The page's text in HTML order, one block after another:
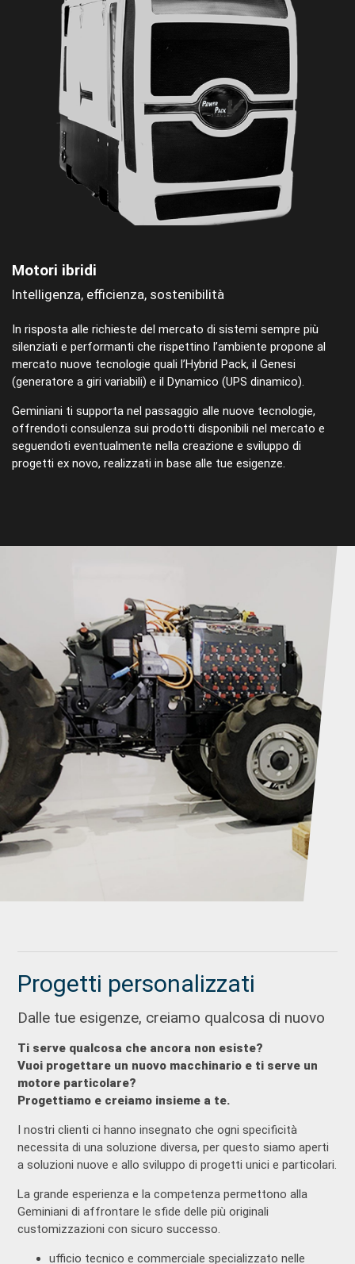
Motori ibridi
Intelligenza, efficienza, sostenibilità
In risposta alle richieste del mercato di sistemi sempre più
silenziati e performanti che rispettino l’ambiente propone al
mercato nuove tecnologie quali l’Hybrid Pack, il Genesi
(generatore a giri variabili) e il Dynamico (UPS dinamico).
Geminiani ti supporta nel passaggio alle nuove tecnologie,
offrendoti consulenza sui prodotti disponibili nel mercato e
seguendoti eventualmente nella creazione e sviluppo di
progetti ex novo, realizzati in base alle tue esigenze.
Progetti personalizzati
Dalle tue esigenze, creiamo qualcosa di nuovo
Ti serve qualcosa che ancora non esiste?
Vuoi progettare un nuovo macchinario e ti serve un
motore particolare?
Progettiamo e creiamo insieme a te.
I nostri clienti ci hanno insegnato che ogni specificità
necessita di una soluzione diversa, per questo siamo aperti
a soluzioni nuove e allo sviluppo di progetti unici e particolari.
La grande esperienza e la competenza permettono alla
Geminiani di affrontare le sfide delle più originali
customizzazioni con sicuro successo.
ufficio tecnico e commerciale specializzato nelle